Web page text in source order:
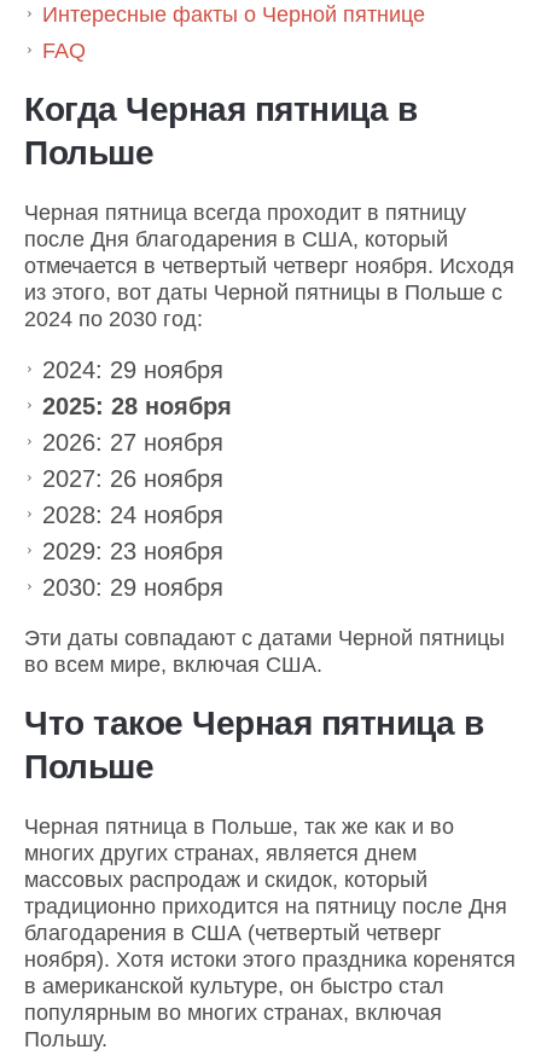
Интересные факты о Черной пятнице
FAQ
Когда Черная пятница в
Польше
Черная пятница всегда проходит в пятницу
после Дня благодарения в США, который
отмечается в четвертый четверг ноября. Исходя
из этого, вот даты Черной пятницы в Польше с
2024 по 2030 год:
2024: 29 ноября
2025: 28 ноября
2026: 27 ноября
2027: 26 ноября
2028: 24 ноября
2029: 23 ноября
2030: 29 ноября
Эти даты совпадают с датами Черной пятницы
во всем мире, включая США.
Что такое Черная пятница в
Польше
Черная пятница в Польше, так же как и во
многих других странах, является днем
массовых распродаж и скидок, который
традиционно приходится на пятницу после Дня
благодарения в США (четвертый четверг
ноября). Хотя истоки этого праздника коренятся
в американской культуре, он быстро стал
популярным во многих странах, включая
Польшу.